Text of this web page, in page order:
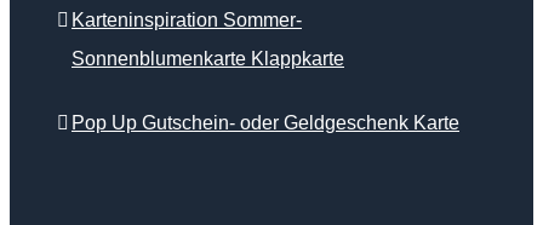
Karteninspiration Sommer-
Sonnenblumenkarte Klappkarte
Pop Up Gutschein- oder Geldgeschenk Karte